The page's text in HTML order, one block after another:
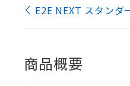
E2E NEXT スタンダ
商品概要